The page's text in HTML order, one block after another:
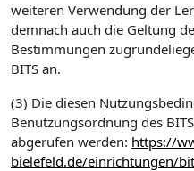
weiteren Verwendung der
demnach auch die Geltung
Bestimmungen
BITS an.
(3) Die diesen
Benutzungsordnung des
abgerufen werden: https://
bielefeld.de/einrichtungen/